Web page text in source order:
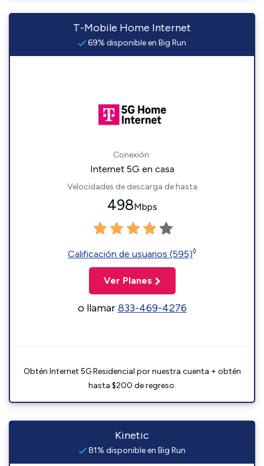
T-Mobile Home Internet
69% disponible en Big Run
Conexión:
Internet 5G en casa
Velocidades de descarga de hasta
498Mbps
Calificación de usuarios (595)◊
Ver Planes
o llamar833-469-4276
Obtén Internet 5G Residencial por nuestra cuenta + obtén
hasta $200 de regreso.
Kinetic
81% disponible en Big Run